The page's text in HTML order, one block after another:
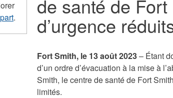
de santé de
d’urgence
Fort Smith, le 13 août 2023– Étant
d’un ordre d’évacuation à la mise à
Smith, le centre de santé de Fort
limités.
.